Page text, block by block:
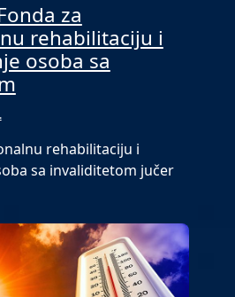
za
rehabilitaciju i
osoba sa
rehabilitaciju i
sa invaliditetom jučer